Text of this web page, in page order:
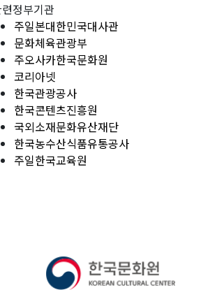
정부기관
주일본대한민국대사관
문화체육관광부
주오사카한국문화원
코리아넷
한국관광공사
한국콘텐츠진흥원
국외소재문화유산재단
한국농수산식품유통공사
주일한국교육원